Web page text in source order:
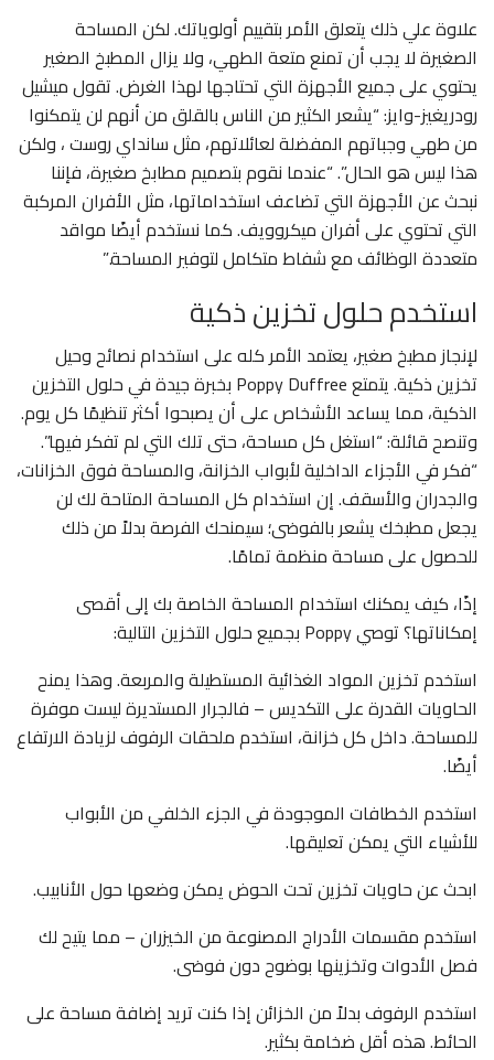
علاوة علي ذلك يتعلق الأمر بتقييم أولوياتك. لكن المساحة
الصغيرة لا يجب أن تمنع متعة الطهي، ولا يزال المطبخ الصغير
يحتوي على جميع الأجهزة التي تحتاجها لهذا الغرض. تقول ميشيل
رودريغيز-وايز: “يشعر الكثير من الناس بالقلق من أنهم لن يتمكنوا
من طهي وجباتهم المفضلة لعائلاتهم، مثل سانداي روست ، ولكن
هذا ليس هو الحال”. “عندما نقوم بتصميم مطابخ صغيرة، فإننا
نبحث عن الأجهزة التي تضاعف استخداماتها، مثل الأفران المركبة
التي تحتوي على أفران ميكروويف. كما نستخدم أيضًا مواقد
متعددة الوظائف مع شفاط متكامل لتوفير المساحة.”
استخدم حلول تخزين ذكية
لإنجاز مطبخ صغير، يعتمد الأمر كله على استخدام نصائح وحيل
تخزين ذكية. يتمتع Poppy Duffree بخبرة جيدة في حلول التخزين
الذكية، مما يساعد الأشخاص على أن يصبحوا أكثر تنظيمًا كل يوم.
وتنصح قائلة: “استغل كل مساحة، حتى تلك التي لم تفكر فيها”.
“فكر في الأجزاء الداخلية لأبواب الخزانة، والمساحة فوق الخزانات،
والجدران والأسقف. إن استخدام كل المساحة المتاحة لك لن
يجعل مطبخك يشعر بالفوضى؛ سيمنحك الفرصة بدلاً من ذلك
للحصول على مساحة منظمة تمامًا.
إذًا، كيف يمكنك استخدام المساحة الخاصة بك إلى أقصى
إمكاناتها؟ توصي Poppy بجميع حلول التخزين التالية:
استخدم تخزين المواد الغذائية المستطيلة والمربعة. وهذا يمنح
الحاويات القدرة على التكديس – فالجرار المستديرة ليست موفرة
للمساحة. داخل كل خزانة، استخدم ملحقات الرفوف لزيادة الارتفاع
أيضًا.
استخدم الخطافات الموجودة في الجزء الخلفي من الأبواب
للأشياء التي يمكن تعليقها.
ابحث عن حاويات تخزين تحت الحوض يمكن وضعها حول الأنابيب.
استخدم مقسمات الأدراج المصنوعة من الخيزران – مما يتيح لك
فصل الأدوات وتخزينها بوضوح دون فوضى.
استخدم الرفوف بدلاً من الخزائن إذا كنت تريد إضافة مساحة على
الحائط. هذه أقل ضخامة بكثير.